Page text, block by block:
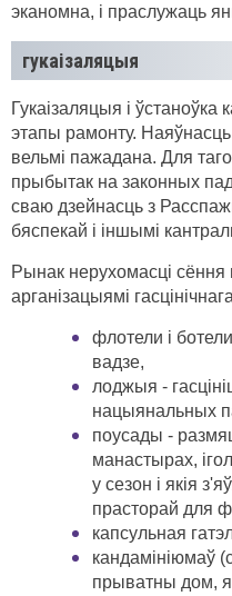
эканомна, і праслужаць
гукаізаляцыя
Гукаізаляцыя і
этапы рамонту.
вельмі пажадана. Для
прыбытак на законных
сваю дзейнасць з
бяспекай і іншымі
Рынак нерухомасці сёння
арганізацыямі
флотели і
вадзе,
лоджыя -
нацыянальных
поусады -
манастырах,
у сезон і якія
прасторай для
капсульная
кандамініюмаў
прыватны дом,